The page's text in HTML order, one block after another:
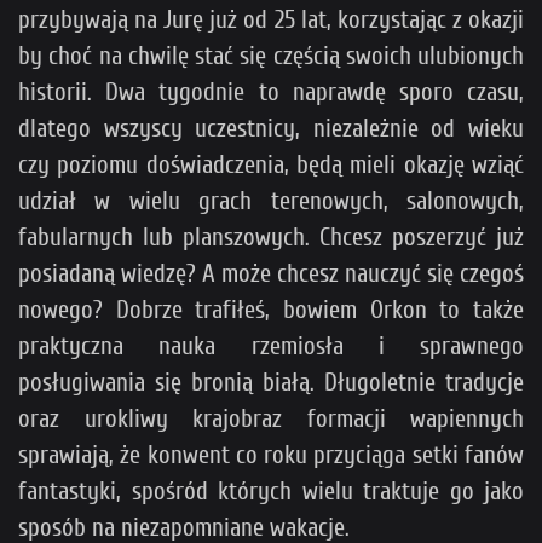
przybywają na Jurę już od 25 lat, korzystając z okazji
by choć na chwilę stać się częścią swoich ulubionych
historii. Dwa tygodnie to naprawdę sporo czasu,
dlatego wszyscy uczestnicy, niezależnie od wieku
czy poziomu doświadczenia, będą mieli okazję wziąć
udział w wielu grach terenowych, salonowych,
fabularnych lub planszowych. Chcesz poszerzyć już
posiadaną wiedzę? A może chcesz nauczyć się czegoś
nowego? Dobrze trafiłeś, bowiem Orkon to także
praktyczna nauka rzemiosła i sprawnego
posługiwania się bronią białą. Długoletnie tradycje
oraz urokliwy krajobraz formacji wapiennych
sprawiają, że konwent co roku przyciąga setki fanów
fantastyki, spośród których wielu traktuje go jako
sposób na niezapomniane wakacje.